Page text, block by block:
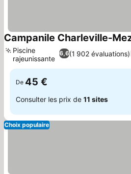
Campanile Charleville-
6,6(1 902 évaluations)
Piscine
rajeunissante
De 45 €
Consulter les prix de 11 sites
Choix populaire